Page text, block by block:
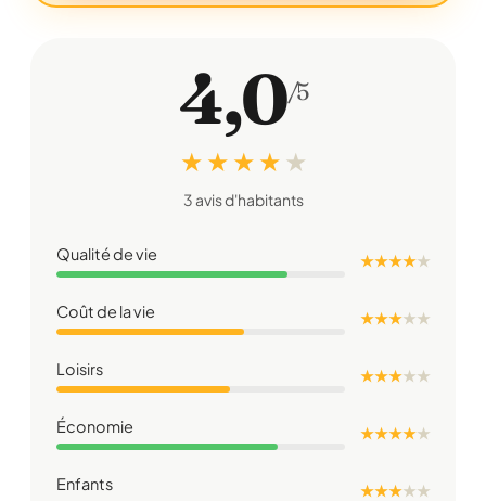
4,0/5
★ ★ ★ ★ ★
3 avis d'habitants
Qualité de vie ★ ★ ★ ★★
Coût de la vie ★ ★ ★★★
Loisirs ★ ★ ★★★
Économie ★ ★ ★ ★★
Enfants ★ ★ ★★★